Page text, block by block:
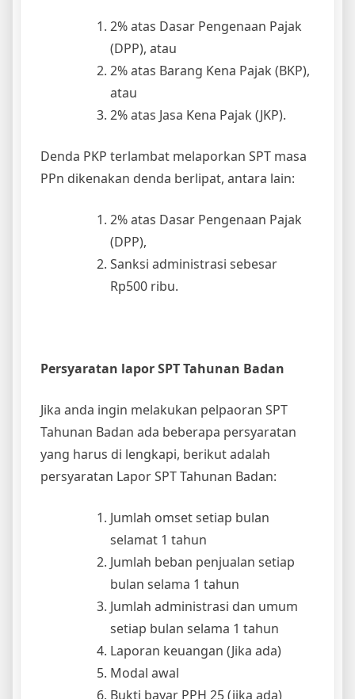
2% atas Dasar Pengenaan Pajak
(DPP), atau
2% atas Barang Kena Pajak (BKP),
atau
2% atas Jasa Kena Pajak (JKP).
Denda PKP terlambat melaporkan SPT masa
PPn dikenakan denda berlipat, antara lain:
2% atas Dasar Pengenaan Pajak
(DPP),
Sanksi administrasi sebesar
Rp500 ribu.
Persyaratan lapor SPT Tahunan Badan
Jika anda ingin melakukan pelpaoran SPT
Tahunan Badan ada beberapa persyaratan
yang harus di lengkapi, berikut adalah
persyaratan Lapor SPT Tahunan Badan:
Jumlah omset setiap bulan
selamat 1 tahun
Jumlah beban penjualan setiap
bulan selama 1 tahun
Jumlah administrasi dan umum
setiap bulan selama 1 tahun
Laporan keuangan (Jika ada)
Modal awal
Bukti bayar PPH 25 (jika ada)